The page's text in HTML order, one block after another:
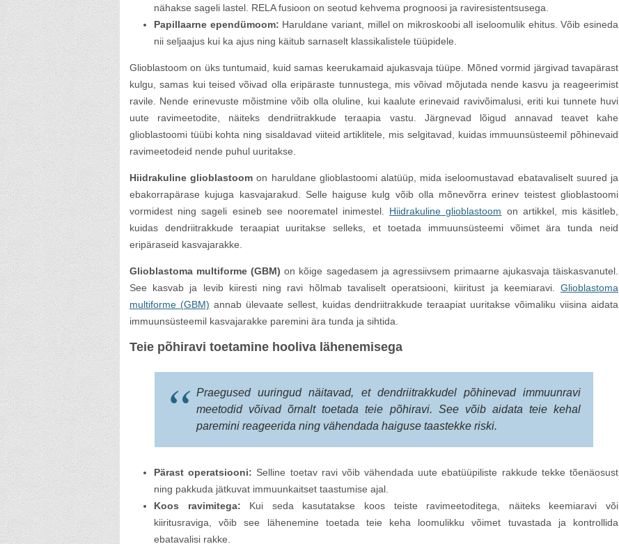
nähakse sageli lastel. RELA fusioon on seotud kehvema prognoosi ja raviresistentsusega.
Papillaarne ependümoom: Haruldane variant, millel on mikroskoobi all iseloomulik ehitus. Võib esineda
nii seljaajus kui ka ajus ning käitub sarnaselt klassikalistele tüüpidele.
Glioblastoom on üks tuntumaid, kuid samas keerukamaid ajukasvaja tüüpe. Mõned vormid järgivad tavapärast
kulgu, samas kui teised võivad olla eripäraste tunnustega, mis võivad mõjutada nende kasvu ja reageerimist
ravile. Nende erinevuste mõistmine võib olla oluline, kui kaalute erinevaid ravivõimalusi, eriti kui tunnete huvi
uute ravimeetodite, näiteks dendriitrakkude teraapia vastu. Järgnevad lõigud annavad teavet kahe
glioblastoomi tüübi kohta ning sisaldavad viiteid artiklitele, mis selgitavad, kuidas immuunsüsteemil põhinevaid
ravimeetodeid nende puhul uuritakse.
Hiidrakuline glioblastoom on haruldane glioblastoomi alatüüp, mida iseloomustavad ebatavaliselt suured ja
ebakorrapärase kujuga kasvajarakud. Selle haiguse kulg võib olla mõnevõrra erinev teistest glioblastoomi
vormidest ning sageli esineb see noorematel inimestel. Hiidrakuline glioblastoom on artikkel, mis käsitleb,
kuidas dendriitrakkude teraapiat uuritakse selleks, et toetada immuunsüsteemi võimet ära tunda neid
eripäraseid kasvajarakke.
Glioblastoma multiforme (GBM) on kõige sagedasem ja agressiivsem primaarne ajukasvaja täiskasvanutel.
See kasvab ja levib kiiresti ning ravi hõlmab tavaliselt operatsiooni, kiiritust ja keemiaravi. Glioblastoma
multiforme (GBM) annab ülevaate sellest, kuidas dendriitrakkude teraapiat uuritakse võimaliku viisina aidata
immuunsüsteemil kasvajarakke paremini ära tunda ja sihtida.
Teie põhiravi toetamine hooliva lähenemisega
Praegused uuringud näitavad, et dendriitrakkudel põhinevad immuunravi
meetodid võivad õrnalt toetada teie põhiravi. See võib aidata teie kehal
paremini reageerida ning vähendada haiguse taastekke riski.
Pärast operatsiooni: Selline toetav ravi võib vähendada uute ebatüüpiliste rakkude tekke tõenäosust
ning pakkuda jätkuvat immuunkaitset taastumise ajal.
Koos ravimitega: Kui seda kasutatakse koos teiste ravimeetoditega, näiteks keemiaravi või
kiiritusraviga, võib see lähenemine toetada teie keha loomulikku võimet tuvastada ja kontrollida
ebatavalisi rakke.